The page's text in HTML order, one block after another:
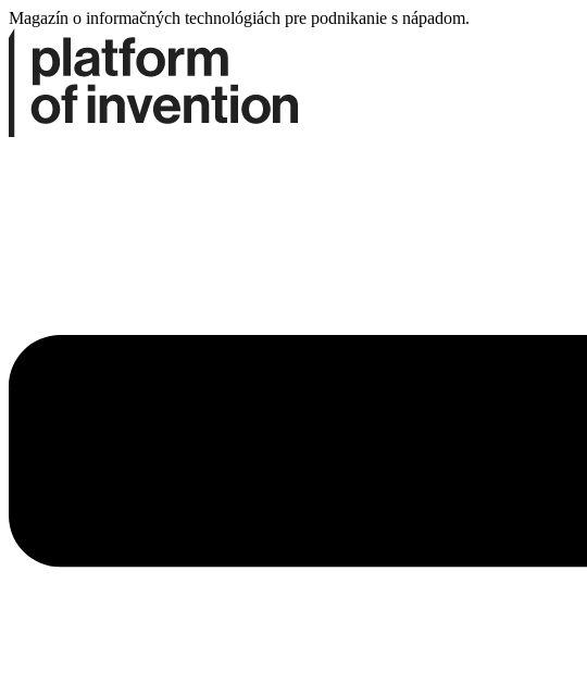
Prejsť
na
obsah
Magazín o informačných technológiách pre podnikanie s nápadom.